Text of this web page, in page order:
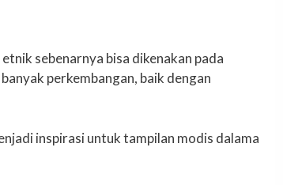
sebenarnya bisa dikenakan pada
perkembangan, baik dengan
inspirasi untuk tampilan modis dalama